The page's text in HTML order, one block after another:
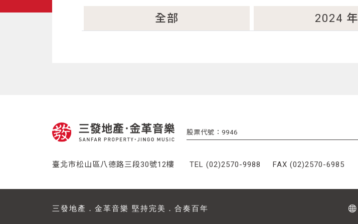
全部 2024 年
股票代號：9946
臺北市松山區八德路三段30號12樓 TEL (02)2570-9988 FAX (02)2570-6985
三發地產．金革音樂 堅持完美．合奏百年